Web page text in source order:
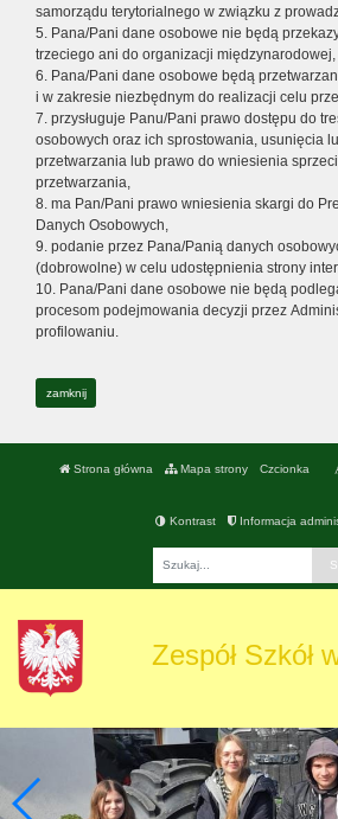
samorządu terytorialnego w związku z
5. Pana/Pani dane osobowe nie będą
trzeciego ani do organizacji międzynarodowej,
6. Pana/Pani dane osobowe będą
i w zakresie niezbędnym do realizacji celu
7. przysługuje Panu/Pani prawo dostępu do
osobowych oraz ich sprostowania, usunięcia
przetwarzania lub prawo do wniesienia
przetwarzania,
8. ma Pan/Pani prawo wniesienia skargi do
Danych Osobowych,
9. podanie przez Pana/Panią danych
(dobrowolne) w celu udostępnienia strony
10. Pana/Pani dane osobowe nie będą
procesom podejmowania decyzji przez
profilowaniu.
zamknij
Strona główna Mapa strony Czcionka
Kontrast Informacja
Zespół Szkół